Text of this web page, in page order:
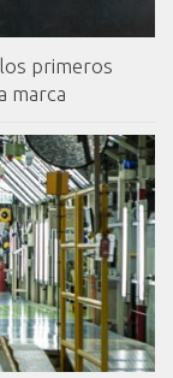
primeros
marca